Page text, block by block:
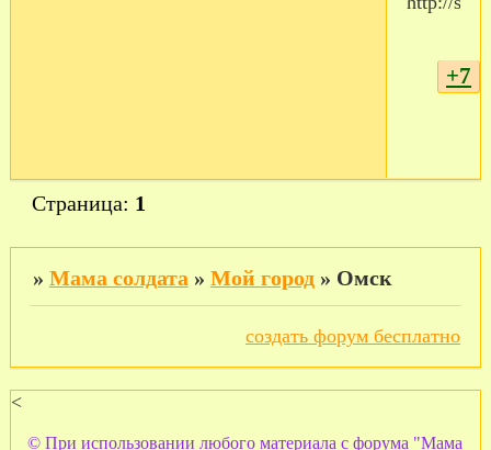
+7
Страница: 1
» Мама солдата » Мой город » Омск
создать форум бесплатно
<
© При использовании любого материала с форума "Мама